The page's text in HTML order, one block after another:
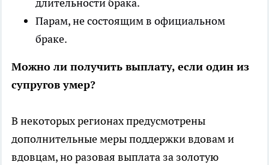
Парам, не состоящим в официальном
браке.
Можно ли получить выплату, если один из
супругов умер?
В некоторых регионах предусмотрены
дополнительные меры поддержки вдовам и
вдовцам, но разовая выплата за золотую